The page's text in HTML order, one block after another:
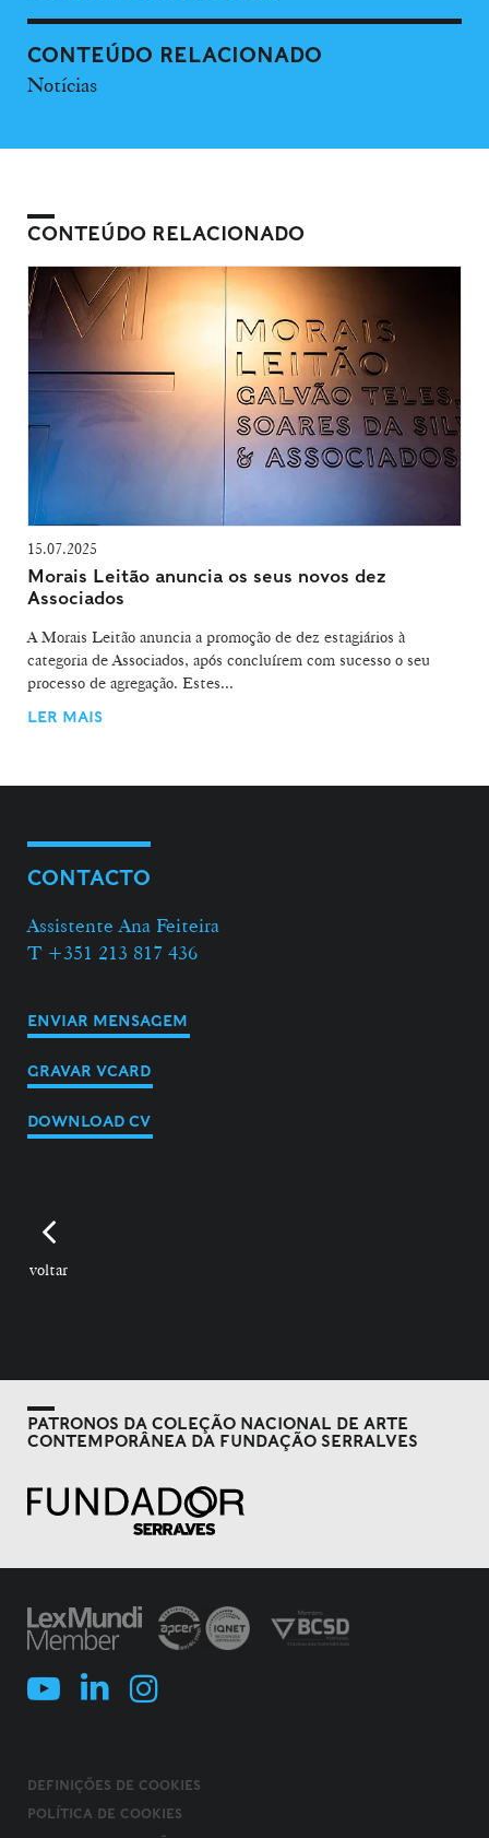
CONTEÚDO RELACIONADO
Notícias
CONTEÚDO RELACIONADO
15.07.2025
Morais Leitão anuncia os seus novos dez
Associados
A Morais Leitão anuncia a promoção de dez estagiários à
categoria de Associados, após concluírem com sucesso o seu
processo de agregação. Estes...
LER MAIS
CONTACTO
Assistente Ana Feiteira
T +351 213 817 436
ENVIAR MENSAGEM
GRAVAR VCARD
DOWNLOAD CV
voltar
PATRONOS DA COLEÇÃO NACIONAL DE ARTE
CONTEMPORÂNEA DA FUNDAÇÃO SERRALVES
DEFINIÇÕES DE COOKIES
POLÍTICA DE COOKIES